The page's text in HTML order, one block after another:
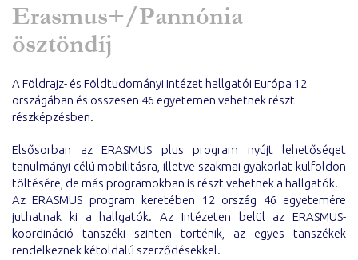
Erasmus+/Pannónia
ösztöndíj
A Földrajz- és Földtudományi Intézet hallgatói Európa 12
országában és összesen 46 egyetemen vehetnek részt
részképzésben.
Elsősorban az ERASMUS plus program nyújt lehetőséget
tanulmányi célú mobilitásra, illetve szakmai gyakorlat külföldön
töltésére, de más programokban is részt vehetnek a hallgatók.
Az ERASMUS program keretében 12 ország 46 egyetemére
juthatnak ki a hallgatók. Az Intézeten belül az ERASMUS-
koordináció tanszéki szinten történik, az egyes tanszékek
rendelkeznek kétoldalú szerződésekkel.